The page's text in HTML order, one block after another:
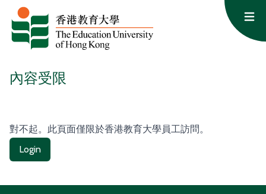
跳至主要內容
內容受限
對不起。此頁面僅限於香港教育大學員工訪問。
Login